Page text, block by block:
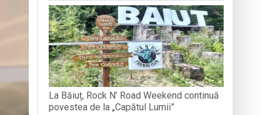
Sofronie Perța
lansare de carte și momente
BREB
La Băiuț, Rock N’ Road Weekend continuă
povestea de la „Capătul Lumii”